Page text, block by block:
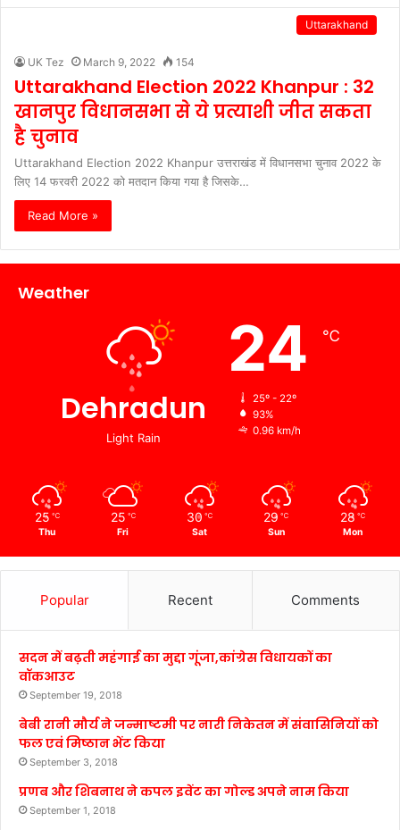
Uttarakhand
UK Tez March 9, 2022 154
Uttarakhand Election 2022 Khanpur : 32
खानपुर विधानसभा से ये प्रत्याशी जीत सकता
है चुनाव
Uttarakhand Election 2022 Khanpur उत्तराखंड में विधानसभा चुनाव 2022 के
लिए 14 फरवरी 2022 को मतदान किया गया है जिसके…
Read More »
Weather
Dehradun
Light Rain
24 ℃
25º - 22º
93%
0.96 km/h
25 ℃
Thu
25 ℃
Fri
30 ℃
Sat
29 ℃
Sun
28 ℃
Mon
Popular Recent Comments
सदन में बढ़ती महंगाई का मुद्दा गूंजा,कांग्रेस विधायकों का
वॉकआउट
September 19, 2018
बेबी रानी मौर्य ने जन्माष्टमी पर नारी निकेतन में संवासिनियों को
फल एवं मिष्ठान भेंट किया
September 3, 2018
प्रणब और शिबनाथ ने कपल इवेंट का गोल्ड अपने नाम किया
September 1, 2018